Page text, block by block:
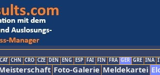
CAT CHN CRO CZE DEN ENG ESP FAI FIN FRA GER GRE INA
Foto-Galerie Meldekartei